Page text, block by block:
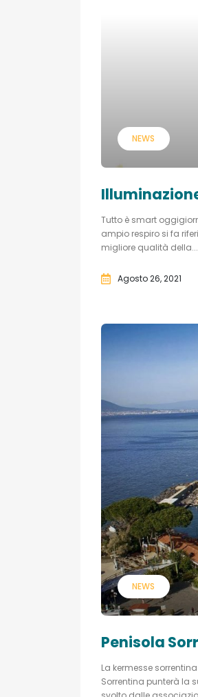
NEWS
Tutto è smart
ampio respiro si fa
migliore qualità della...
Agosto 26, 2021
NEWS
Penisola
La kermesse
Sorrentina punterà la